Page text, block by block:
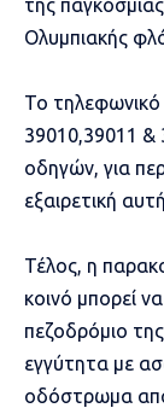
της
Ολυμπιακής
Το τηλεφωνικό
39010,39011 &
οδηγών, για
εξαιρετική
Τέλος, η
κοινό μπορεί
πεζοδρόμιο
εγγύτητα με
οδόστρωμα